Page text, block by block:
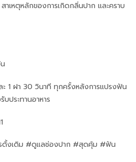
าเหตุหลักของการเกิดกลิ่นปาก และคราบ
1 ฝา 30 วินาที ทุกครั้งหลังการแปรงฟัน
ประทานอาหาร
ดั้งเดิม #ดูแลช่องปาก #สุดคุ้ม #ฟัน